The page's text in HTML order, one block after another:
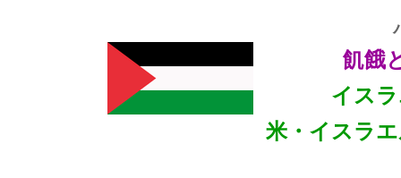
飢餓
イス
米・イスラ